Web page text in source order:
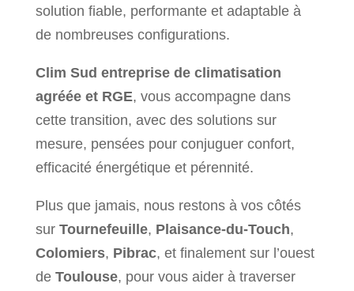
solution fiable, performante et adaptable à
de nombreuses configurations.
Clim Sud entreprise de climatisation
agréée et RGE, vous accompagne dans
cette transition, avec des solutions sur
mesure, pensées pour conjuguer confort,
efficacité énergétique et pérennité.
Plus que jamais, nous restons à vos côtés
sur Tournefeuille, Plaisance-du-Touch,
Colomiers, Pibrac, et finalement sur l’ouest
de Toulouse, pour vous aider à traverser